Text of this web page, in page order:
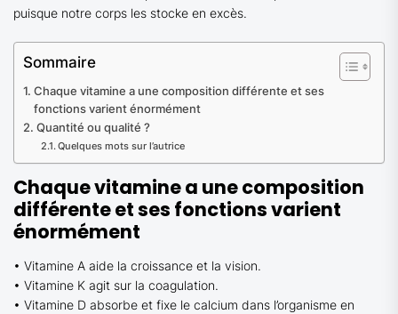
puisque notre corps les stocke en excès.
Sommaire
Chaque vitamine a une composition différente et ses
fonctions varient énormément
Quantité ou qualité ?
Quelques mots sur l’autrice
Chaque vitamine a une composition
différente et ses fonctions varient
énormément
• Vitamine A aide la croissance et la vision.
• Vitamine K agit sur la coagulation.
• Vitamine D absorbe et fixe le calcium dans l’organisme en